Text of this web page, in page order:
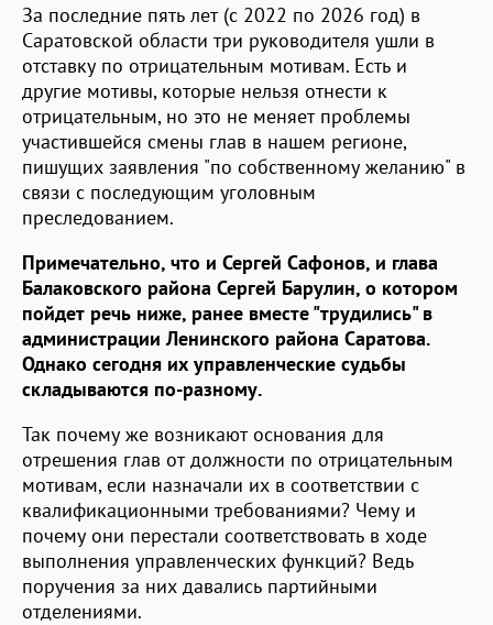
За последние пять лет (с 2022 по 2026 год) в
Саратовской области три руководителя ушли в
отставку по отрицательным мотивам. Есть и
другие мотивы, которые нельзя отнести к
отрицательным, но это не меняет проблемы
участившейся смены глав в нашем регионе,
пишущих заявления "по собственному желанию" в
связи с последующим уголовным
преследованием.
Примечательно, что и Сергей Сафонов, и глава
Балаковского района Сергей Барулин, о котором
пойдет речь ниже, ранее вместе "трудились" в
администрации Ленинского района Саратова.
Однако сегодня их управленческие судьбы
складываются по-разному.
Так почему же возникают основания для
отрешения глав от должности по отрицательным
мотивам, если назначали их в соответствии с
квалификационными требованиями? Чему и
почему они перестали соответствовать в ходе
выполнения управленческих функций? Ведь
поручения за них давались партийными
отделениями.